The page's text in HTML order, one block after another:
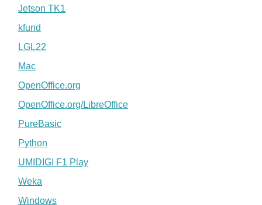
Jetson TK1
kfund
LGL22
Mac
OpenOffice.org
OpenOffice.org/LibreOffice
PureBasic
Python
UMIDIGI F1 Play
Weka
Windows